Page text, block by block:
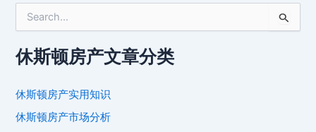
休斯顿房产文章分类
休斯顿房产实用知识
休斯顿房产市场分析